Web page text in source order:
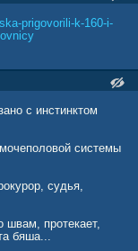
prigovorili-k-160-i-
с инстинктом
системы
судья,
швам, протекает,
бяша...